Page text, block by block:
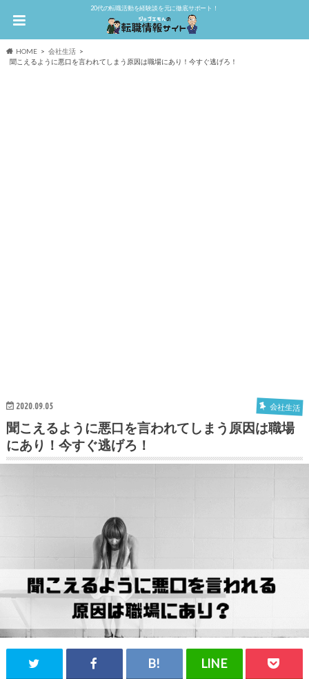
20代の転職活動を経験談を元に徹底サポート！
HOME
会社生活
聞こえるように悪口を言われてしまう原因は職場にあり！今すぐ逃げろ！
2020.09.05 会社生活
聞こえるように悪口を言われてしまう原因は職場
にあり！今すぐ逃げろ！